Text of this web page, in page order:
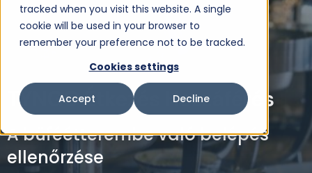
tracked when you visit this website. A single
cookie will be used in your browser to
remember your preference not to be tracked.
Cookies settings
Accept Decline
TYNGO Étkezés Hozzáférés
A büféétterembe való belépés
ellenőrzése